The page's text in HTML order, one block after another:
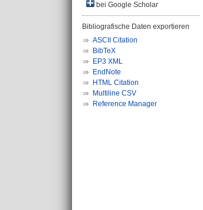
bei Google Scholar
Bibliografische Daten exportieren
ASCII Citation
BibTeX
EP3 XML
EndNote
HTML Citation
Multiline CSV
Reference Manager